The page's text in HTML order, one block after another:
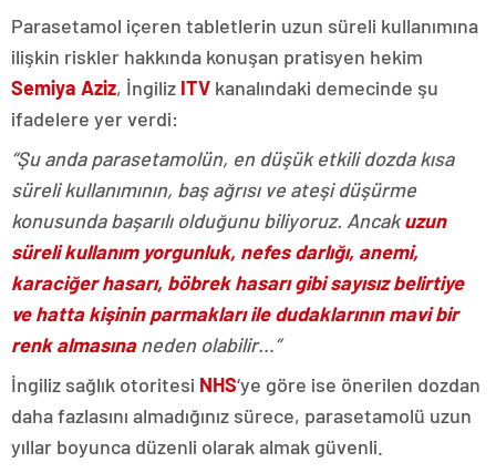
Parasetamol içeren tabletlerin uzun süreli kullanımına
ilişkin riskler hakkında konuşan pratisyen hekim
Semiya Aziz, İngiliz ITV kanalındaki demecinde şu
ifadelere yer verdi:
“Şu anda parasetamolün, en düşük etkili dozda kısa
süreli kullanımının, baş ağrısı ve ateşi düşürme
konusunda başarılı olduğunu biliyoruz. Ancakuzun
süreli kullanım yorgunluk, nefes darlığı, anemi,
karaciğer hasarı, böbrek hasarı gibi sayısız belirtiye
ve hatta kişinin parmakları ile dudaklarının mavi bir
renk almasınaneden olabilir…”
İngiliz sağlık otoritesi NHS‘ye göre ise önerilen dozdan
daha fazlasını almadığınız sürece, parasetamolü uzun
yıllar boyunca düzenli olarak almak güvenli.